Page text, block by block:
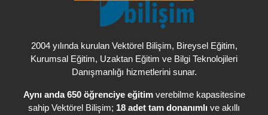
2004 yılında kurulan Vektörel Bilişim, Bireysel Eğitim,
Kurumsal Eğitim, Uzaktan Eğitim ve Bilgi Teknolojileri
Danışmanlığı hizmetlerini sunar.
Aynı anda 650 öğrenciye eğitimverebilme kapasitesine
sahip Vektörel Bilişim; 18 adet tam donanımlı ve akıllı